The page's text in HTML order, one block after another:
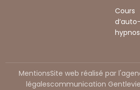
Cours
d’auto-
Site web réalisé par
communication
Mentions
légales